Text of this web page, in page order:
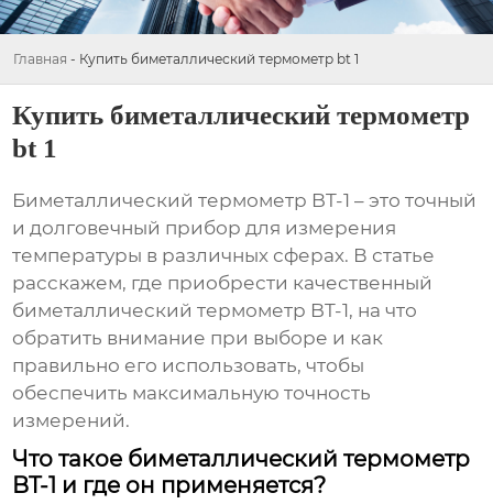
Главная - Купить биметаллический термометр bt 1
Купить биметаллический термометр
bt 1
Биметаллический термометр BT-1 – это точный
и долговечный прибор для измерения
температуры в различных сферах. В статье
расскажем, где приобрести качественный
биметаллический термометр BT-1, на что
обратить внимание при выборе и как
правильно его использовать, чтобы
обеспечить максимальную точность
измерений.
Что такое биметаллический термометр
BT-1 и где он применяется?